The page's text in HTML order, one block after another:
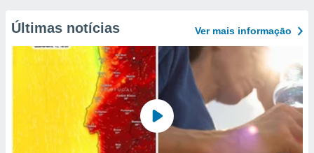
Últimas notícias Ver mais informaçāo